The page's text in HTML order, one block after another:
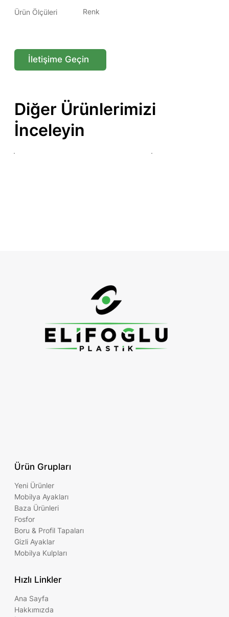
Ürün Ölçüleri Renk
İletişime Geçin
Diğer Ürünlerimizi
İnceleyin
Ürün Grupları
Yeni Ürünler
Mobilya Ayakları
Baza Ürünleri
Fosfor
Boru & Profil Tapaları
Gizli Ayaklar
Mobilya Kulpları
Hızlı Linkler
Ana Sayfa
Hakkımızda